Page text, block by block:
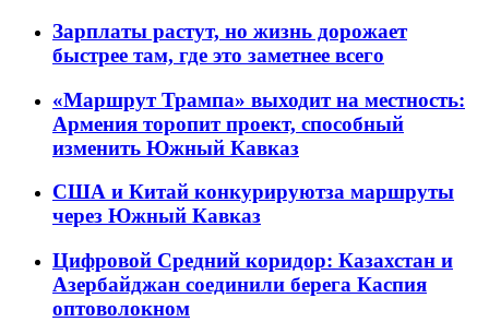
Зарплаты растут, но жизнь дорожает
быстрее там, где это заметнее всего
«Маршрут Трампа» выходит на местность:
Армения торопит проект, способный
изменить Южный Кавказ
США и Китай конкурируютза маршруты
через Южный Кавказ
Цифровой Средний коридор: Казахстан и
Азербайджан соединили берега Каспия
оптоволокном